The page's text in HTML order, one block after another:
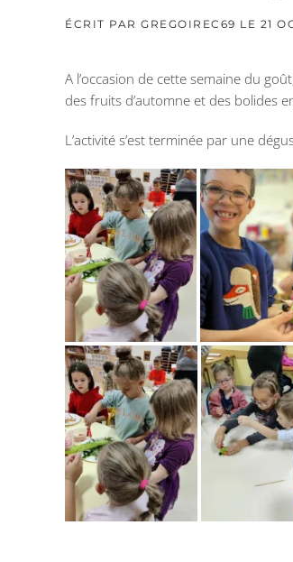
ÉCRIT PAR GREGOIREC69 LE 21
A l’occasion de cette semaine du
des fruits d’automne et des bolides
L’activité s’est terminée par une